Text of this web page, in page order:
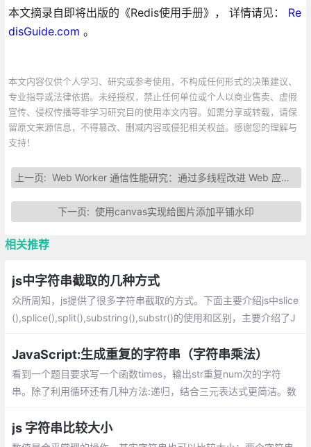
本文摘录自即将出版的《Redis使用手册》， 详情请见： Re
disGuide.com 。
本文内容仅供个人学习、研究或参考使用，不构成任何形式的决策建议、
专业指导或法律依据。未经授权，禁止任何单位或个人以商业售卖、虚假
宣传、侵权传播等非学习研究目的使用本文内容。如需分享或转载，请保
留原文来源信息，不得篡改、删减内容或侵犯相关权益。感谢您的理解与
支持！
上一页:Web Worker 通信性能研究：通过多线程改进 Web 应用性能
下一页:使用canvas实现给图片添加平铺水印
相关推荐
js中字符串截取的几种方式
众所周知，js提供了很多字符串截取的方式。下面主要介绍js中slice
(),splice(),split(),substring(),substr()的使用和区别，主要介绍了J
JavaScript:生成重复的字符串（字符串乘法）
看到一个题目要求写一个函数times，输出str重复num次的字符
串。除了利用循环还有几种方法:递归，结合三元表达式更简洁。数
js 字符串比较大小